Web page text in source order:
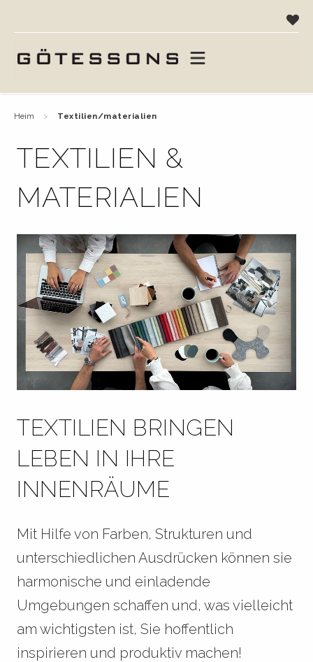
heim textilien/materialien
TEXTILIEN &
MATERIALIEN
TEXTILIEN BRINGEN
LEBEN IN IHRE
INNENRÄUME
Mit Hilfe von Farben, Strukturen und
unterschiedlichen Ausdrücken können sie
harmonische und einladende
Umgebungen schaffen und, was vielleicht
am wichtigsten ist, Sie hoffentlich
inspirieren und produktiv machen!